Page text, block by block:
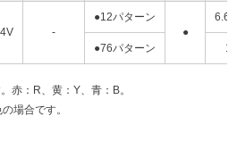
-
●12パターン
●
6.6
●76パターン
赤：R、黄：Y、青：B。
場合です。